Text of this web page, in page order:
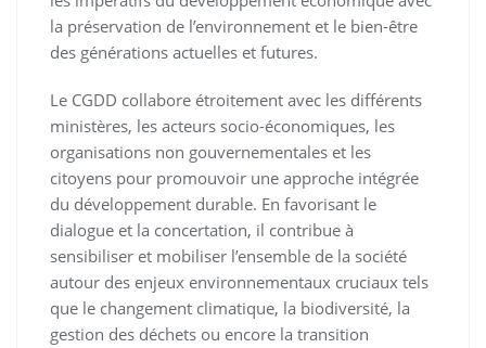
la préservation de l’environnement et le bien-être
des générations actuelles et futures.
Le CGDD collabore étroitement avec les différents
ministères, les acteurs socio-économiques, les
organisations non gouvernementales et les
citoyens pour promouvoir une approche intégrée
du développement durable. En favorisant le
dialogue et la concertation, il contribue à
sensibiliser et mobiliser l’ensemble de la société
autour des enjeux environnementaux cruciaux tels
que le changement climatique, la biodiversité, la
gestion des déchets ou encore la transition